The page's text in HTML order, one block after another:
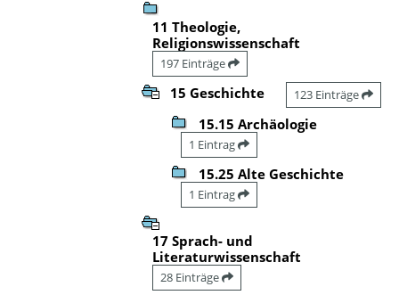
11 Theologie,
Religionswissenschaft
197 Einträge
15 Geschichte 123 Einträge
15.15 Archäologie
1 Eintrag
15.25 Alte Geschichte
1 Eintrag
17 Sprach- und
Literaturwissenschaft
28 Einträge